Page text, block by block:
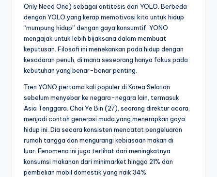
Only Need One) sebagai antitesis dari YOLO. Berbeda
dengan YOLO yang kerap memotivasi kita untuk hidup
“mumpung hidup” dengan gaya konsumtif, YONO
mengajak untuk lebih bijaksana dalam membuat
keputusan. Filosofi ini menekankan pada hidup dengan
kesadaran penuh, di mana seseorang hanya fokus pada
kebutuhan yang benar-benar penting.
Tren YONO pertama kali populer di Korea Selatan
sebelum menyebar ke negara-negara lain, termasuk
Asia Tenggara. Choi Ye Bin (27), seorang direktur acara,
menjadi contoh generasi muda yang menerapkan gaya
hidup ini. Dia secara konsisten mencatat pengeluaran
rumah tangga dan mengurangi kebiasaan makan di
luar. Fenomena ini juga terlihat dari meningkatnya
konsumsi makanan dari minimarket hingga 21% dan
pembelian mobil domestik yang naik 34%.